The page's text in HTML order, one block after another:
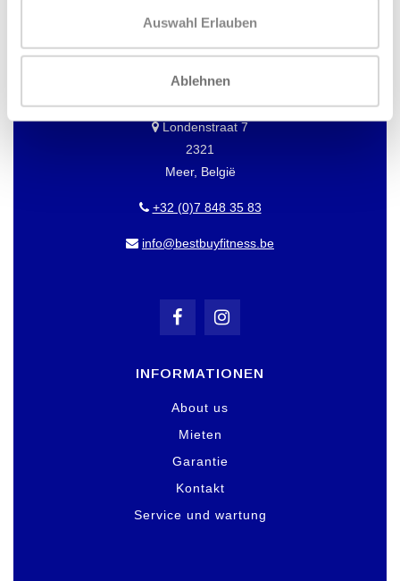
Auswahl Erlauben
Ablehnen
BEST BUY FITNESS
Londenstraat 7
2321
Meer, België
+32 (0)7 848 35 83
info@bestbuyfitness.be
INFORMATIONEN
About us
Mieten
Garantie
Kontakt
Service und wartung